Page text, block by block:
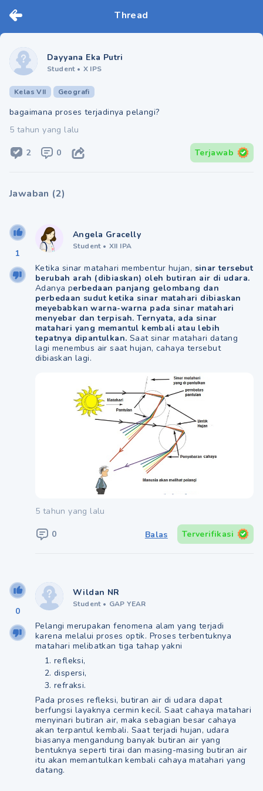
Thread
Dayyana Eka Putri
Student • X IPS
Kelas VII Geografi
bagaimana proses terjadinya pelangi?
5 tahun yang lalu
2 0 Terjawab
Jawaban (2)
1
Angela Gracelly
Student • XII IPA
Ketika sinar matahari membentur hujan, sinar tersebut
berubah arah (dibiaskan) oleh butiran air di udara.
Adanya perbedaan panjang gelombang dan
perbedaan sudut ketika sinar matahari dibiaskan
meyebabkan warna-warna pada sinar matahari
menyebar dan terpisah. Ternyata, ada sinar
matahari yang memantul kembali atau lebih
tepatnya dipantulkan. Saat sinar matahari datang
lagi menembus air saat hujan, cahaya tersebut
dibiaskan lagi.
5 tahun yang lalu
0 Balas Terverifikasi
0
Wildan NR
Student • GAP YEAR
Pelangi merupakan fenomena alam yang terjadi
karena melalui proses optik. Proses terbentuknya
matahari melibatkan tiga tahap yakni
refleksi,
dispersi,
refraksi.
Pada proses refleksi, butiran air di udara dapat
berfungsi layaknya cermin kecil. Saat cahaya matahari
menyinari butiran air, maka sebagian besar cahaya
akan terpantul kembali. Saat terjadi hujan, udara
biasanya mengandung banyak butiran air yang
bentuknya seperti tirai dan masing-masing butiran air
itu akan memantulkan kembali cahaya matahari yang
datang.